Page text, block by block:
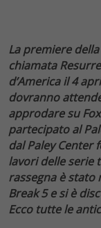
La premiere
chiamata
d’America il 4
dovranno
approdare su
partecipato al
dal Paley Center
lavori delle serie
rassegna è
Break 5 e si è
Ecco tutte le